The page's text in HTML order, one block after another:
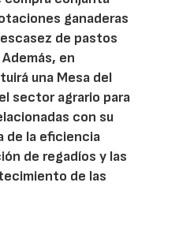
ganaderas
de pastos
en
una Mesa del
sector agrario para
con su
de la eficiencia
de regadíos y las
de las